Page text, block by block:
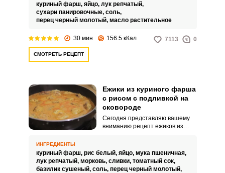
куриный фарш, яйцо, лук репчатый,
сухари панировочные, соль,
перец черный молотый, масло растительное
30 мин 156.5 кКал 7113 0
СМОТРЕТЬ РЕЦЕПТ
Ежики из куриного фарша
с рисом с подливкой на
сковороде
Сегодня представляю вашему
вниманию рецепт ежиков из
куриный фарш может быть
несколько суховат, особенно,
если приготовлен он из грудки.
ИНГРЕДИЕНТЫ
куриный фарш, рис белый, яйцо, мука пшеничная,
лук репчатый, морковь, сливки, томатный сок,
базилик сушеный, соль, перец черный молотый,